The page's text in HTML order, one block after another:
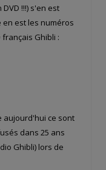
!!!) s'en est
est les numéros
Ghibli :
aujourd'hui ce sont
dans 25 ans
Ghibli) lors de